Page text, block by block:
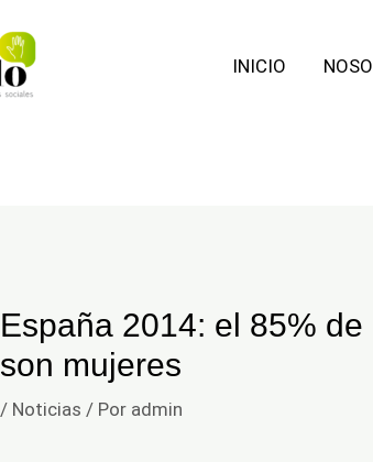
INICIO
España 2014: el 85%
son mujeres
/ Noticias / Por admin